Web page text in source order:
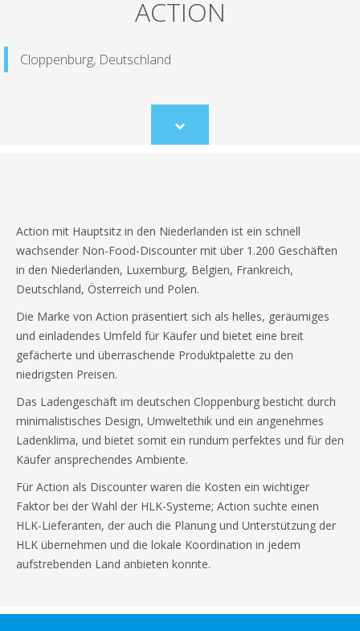
ACTION
Cloppenburg, Deutschland
Scroll
to
Action mit Hauptsitz in den Niederlanden ist ein schnell
wachsender Non-Food-Discounter mit über 1.200 Geschäften
in den Niederlanden, Luxemburg, Belgien, Frankreich,
Deutschland, Österreich und Polen.
Die Marke von Action präsentiert sich als helles, geräumiges
und einladendes Umfeld für Käufer und bietet eine breit
gefächerte und überraschende Produktpalette zu den
niedrigsten Preisen.
Das Ladengeschäft im deutschen Cloppenburg besticht durch
minimalistisches Design, Umweltethik und ein angenehmes
Ladenklima, und bietet somit ein rundum perfektes und für den
Käufer ansprechendes Ambiente.
Für Action als Discounter waren die Kosten ein wichtiger
Faktor bei der Wahl der HLK-Systeme; Action suchte einen
HLK-Lieferanten, der auch die Planung und Unterstützung der
HLK übernehmen und die lokale Koordination in jedem
aufstrebenden Land anbieten konnte.